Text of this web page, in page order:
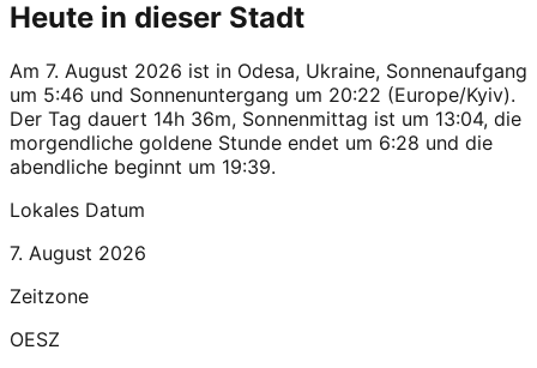
Heute in dieser Stadt
Am 7. August 2026 ist in Odesa, Ukraine, Sonnenaufgang
um 5:46 und Sonnenuntergang um 20:22 (Europe/Kyiv).
Der Tag dauert 14h 36m, Sonnenmittag ist um 13:04, die
morgendliche goldene Stunde endet um 6:28 und die
abendliche beginnt um 19:39.
Lokales Datum
7. August 2026
Zeitzone
OESZ